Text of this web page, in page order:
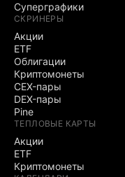
Суперграфики
СКРИНЕРЫ
Акции
ETF
Облигации
Криптомонеты
CEX-пары
DEX-пары
Pine
ТЕПЛОВЫЕ КАРТЫ
Акции
ETF
Криптомонеты